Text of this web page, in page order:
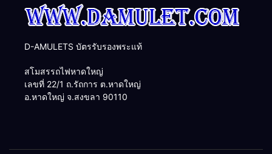
D-AMULETS บัตรรับรองพระแท้
สโมสรรถไฟหาดใหญ่
เลขที่ 22/1 ถ.รัถการ ต.หาดใหญ่
อ.หาดใหญ่ จ.สงขลา 90110